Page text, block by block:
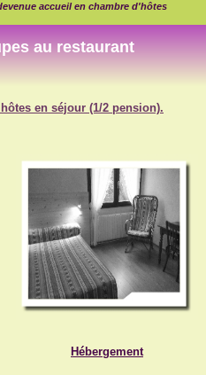
accueil en chambre d'hôtes
au restaurant
en séjour (1/2 pension).
Hébergement